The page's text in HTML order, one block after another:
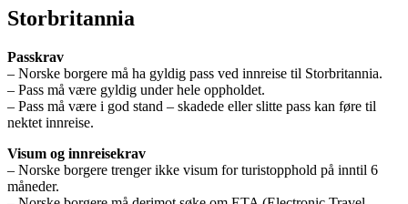
Storbritannia
Passkrav
– Norske borgere må ha gyldig pass ved innreise til Storbritannia.
– Pass må være gyldig under hele oppholdet.
– Pass må være i god stand – skadede eller slitte pass kan føre til
nektet innreise.
Visum og innreisekrav
– Norske borgere trenger ikke visum for turistopphold på inntil 6
måneder.